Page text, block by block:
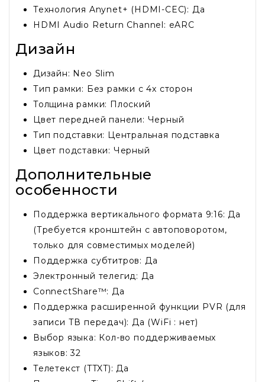
Технология Anynet+ (HDMI-CEC): Да
HDMI Audio Return Channel: eARC
Дизайн
Дизайн: Neo Slim
Тип рамки: Без рамки с 4х сторон
Толщина рамки: Плоский
Цвет передней панели: Черный
Тип подставки: Центральная подставка
Цвет подставки: Черный
Дополнительные
особенности
Поддержка вертикального формата 9:16: Да
(Требуется кронштейн с автоповоротом,
только для совместимых моделей)
Поддержка субтитров: Да
Электронный телегид: Да
ConnectShare™: Да
Поддержка расширенной функции PVR (для
записи ТВ передач): Да (WiFi : нет)
Выбор языка: Кол-во поддерживаемых
языков: 32
Телетекст (TTXT): Да